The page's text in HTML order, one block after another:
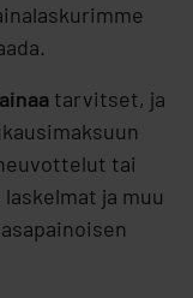
tarvitset, ja
tai
ja muu